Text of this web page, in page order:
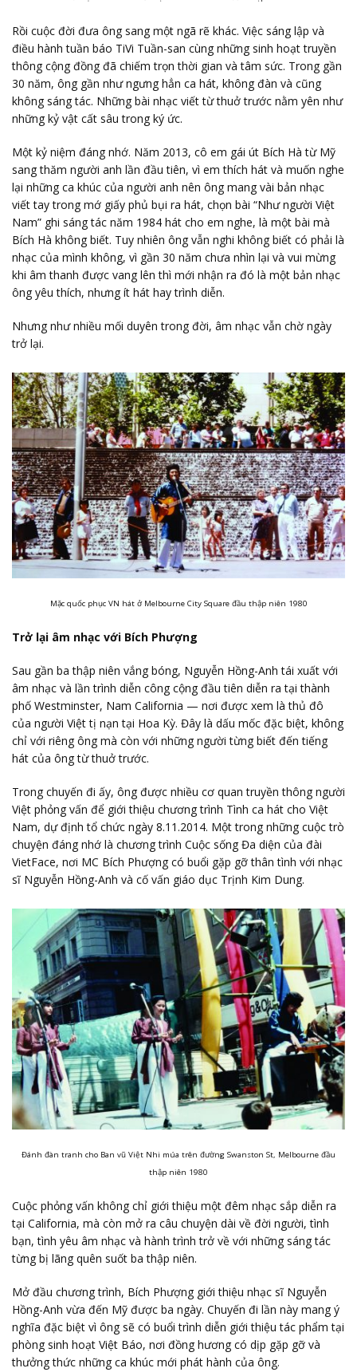
Rồi cuộc đời đưa ông sang một ngã rẽ khác. Việc sáng lập và
điều hành tuần báo TiVi Tuần-san cùng những sinh hoạt truyền
thông cộng đồng đã chiếm trọn thời gian và tâm sức. Trong gần
30 năm, ông gần như ngưng hẳn ca hát, không đàn và cũng
không sáng tác. Những bài nhạc viết từ thuở trước nằm yên như
những kỷ vật cất sâu trong ký ức.
Một kỷ niệm đáng nhớ. Năm 2013, cô em gái út Bích Hà từ Mỹ
sang thăm người anh lần đầu tiên, vì em thích hát và muốn nghe
lại những ca khúc của người anh nên ông mang vài bản nhạc
viết tay trong mớ giấy phủ bụi ra hát, chọn bài “Như người Việt
Nam” ghi sáng tác năm 1984 hát cho em nghe, là một bài mà
Bích Hà không biết. Tuy nhiên ông vẫn nghi không biết có phải là
nhạc của mình không, vì gần 30 năm chưa nhìn lại và vui mừng
khi âm thanh được vang lên thì mới nhận ra đó là một bản nhạc
ông yêu thích, nhưng ít hát hay trình diễn.
Nhưng như nhiều mối duyên trong đời, âm nhạc vẫn chờ ngày
trở lại.
Mặc quốc phục VN hát ở Melbourne City Square đầu thập niên 1980
Trở lại âm nhạc với Bích Phượng
Sau gần ba thập niên vắng bóng, Nguyễn Hồng-Anh tái xuất với
âm nhạc và lần trình diễn công cộng đầu tiên diễn ra tại thành
phố Westminster, Nam California — nơi được xem là thủ đô
của người Việt tị nạn tại Hoa Kỳ. Đây là dấu mốc đặc biệt, không
chỉ với riêng ông mà còn với những người từng biết đến tiếng
hát của ông từ thuở trước.
Trong chuyến đi ấy, ông được nhiều cơ quan truyền thông người
Việt phỏng vấn để giới thiệu chương trình Tình ca hát cho Việt
Nam, dự định tổ chức ngày 8.11.2014. Một trong những cuộc trò
chuyện đáng nhớ là chương trình Cuộc sống Đa diện của đài
VietFace, nơi MC Bích Phượng có buổi gặp gỡ thân tình với nhạc
sĩ Nguyễn Hồng-Anh và cố vấn giáo dục Trịnh Kim Dung.
Đánh đàn tranh cho Ban vũ Việt Nhi múa trên đường Swanston St, Melbourne đầu
thập niên 1980
Cuộc phỏng vấn không chỉ giới thiệu một đêm nhạc sắp diễn ra
tại California, mà còn mở ra câu chuyện dài về đời người, tình
bạn, tình yêu âm nhạc và hành trình trở về với những sáng tác
từng bị lãng quên suốt ba thập niên.
Mở đầu chương trình, Bích Phượng giới thiệu nhạc sĩ Nguyễn
Hồng-Anh vừa đến Mỹ được ba ngày. Chuyến đi lần này mang ý
nghĩa đặc biệt vì ông sẽ có buổi trình diễn giới thiệu tác phẩm tại
phòng sinh hoạt Việt Báo, nơi đồng hương có dịp gặp gỡ và
thưởng thức những ca khúc mới phát hành của ông.